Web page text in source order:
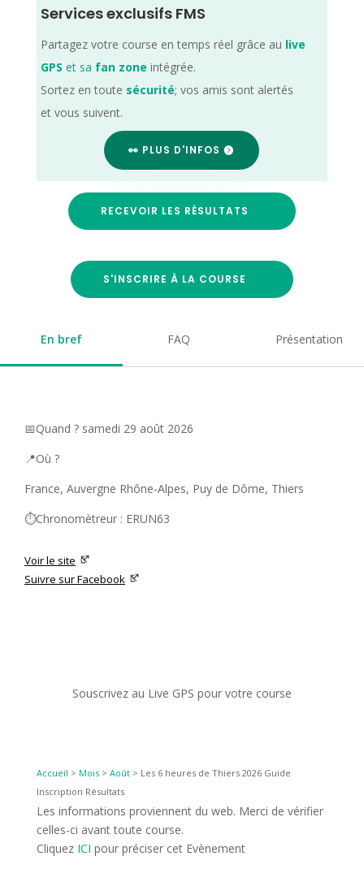
Services exclusifs FMS
Partagez votre course en temps réel grâce au live
GPS et sa fan zone intégrée.
Sortez en toute sécurité; vos amis sont alertés
et vous suivent.
👀 PLUS D'INFOS
RECEVOIR LES RÉSULTATS
S'INSCRIRE À LA COURSE
En bref FAQ Présentation
📅Quand ? samedi 29 août 2026
📍Où ?
France, Auvergne Rhône-Alpes, Puy de Dôme, Thiers
⏱️Chronomètreur : ERUN63
Voir le site
Suivre sur Facebook
Souscrivez au Live GPS pour votre course
Accueil > Mois> Août> Les 6 heures de Thiers 2026 Guide
Inscription Résultats
Les informations proviennent du web. Merci de vérifier
celles-ci avant toute course.
Cliquez ICI pour préciser cet Evènement